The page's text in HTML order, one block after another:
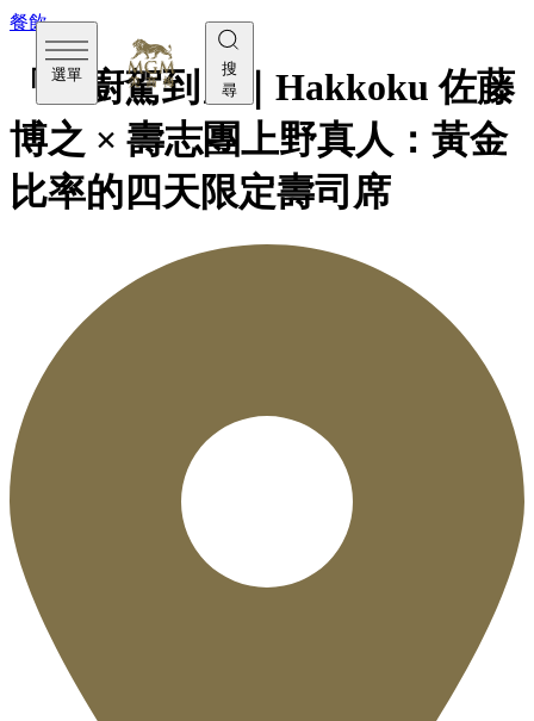
選單
搜
尋
餐飲
「名廚駕到」｜Hakkoku 佐藤
博之 × 壽志團上野真人：黃金
比率的四天限定壽司席